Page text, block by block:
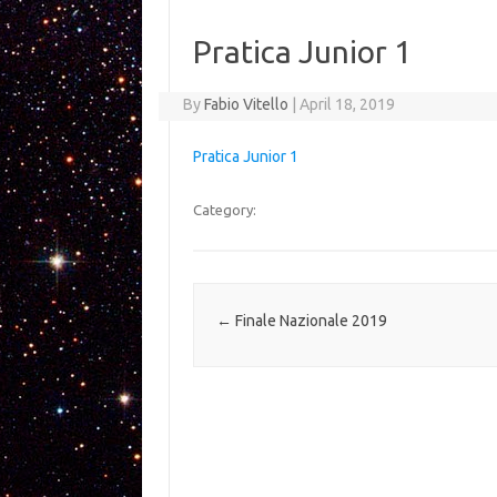
Pratica Junior 1
ByFabio Vitello | April 18, 2019
Pratica Junior 1
Category:
Post navigation
← Finale Nazionale 2019